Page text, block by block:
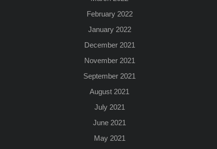
February 2022
January 2022
December 2021
November 2021
September 2021
August 2021
July 2021
June 2021
May 2021